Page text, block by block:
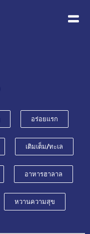
อร่อยแรก
เติมเต็ม/ทะเล
อาหารฮาลาล
หวานความสุข